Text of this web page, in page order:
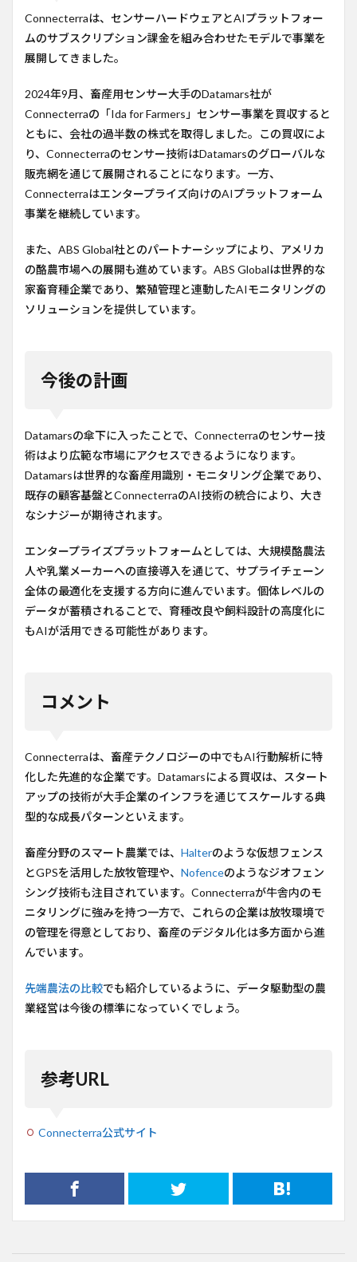
Connecterraは、センサーハードウェアとAIプラットフォー
ムのサブスクリプション課金を組み合わせたモデルで事業を
展開してきました。
2024年9月、畜産用センサー大手のDatamars社が
Connecterraの「Ida for Farmers」センサー事業を買収すると
ともに、会社の過半数の株式を取得しました。この買収によ
り、Connecterraのセンサー技術はDatamarsのグローバルな
販売網を通じて展開されることになります。一方、
Connecterraはエンタープライズ向けのAIプラットフォーム
事業を継続しています。
また、ABS Global社とのパートナーシップにより、アメリカ
の酪農市場への展開も進めています。ABS Globalは世界的な
家畜育種企業であり、繁殖管理と連動したAIモニタリングの
ソリューションを提供しています。
今後の計画
Datamarsの傘下に入ったことで、Connecterraのセンサー技
術はより広範な市場にアクセスできるようになります。
Datamarsは世界的な畜産用識別・モニタリング企業であり、
既存の顧客基盤とConnecterraのAI技術の統合により、大き
なシナジーが期待されます。
エンタープライズプラットフォームとしては、大規模酪農法
人や乳業メーカーへの直接導入を通じて、サプライチェーン
全体の最適化を支援する方向に進んでいます。個体レベルの
データが蓄積されることで、育種改良や飼料設計の高度化に
もAIが活用できる可能性があります。
コメント
Connecterraは、畜産テクノロジーの中でもAI行動解析に特
化した先進的な企業です。Datamarsによる買収は、スタート
アップの技術が大手企業のインフラを通じてスケールする典
型的な成長パターンといえます。
畜産分野のスマート農業では、 Halterのような仮想フェンス
とGPSを活用した放牧管理や、 Nofenceのようなジオフェン
シング技術も注目されています。Connecterraが牛舎内のモ
ニタリングに強みを持つ一方で、これらの企業は放牧環境で
の管理を得意としており、畜産のデジタル化は多方面から進
んでいます。
先端農法の比較でも紹介しているように、データ駆動型の農
業経営は今後の標準になっていくでしょう。
参考URL
Connecterra公式サイト